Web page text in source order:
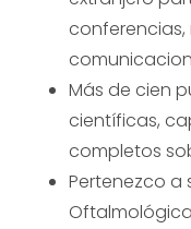
Más de cien
científicas,
completos
Pertenezco a